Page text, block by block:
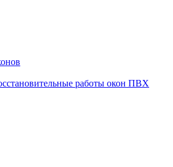
работы окон ПВХ